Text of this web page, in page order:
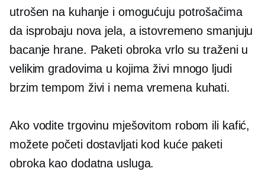
utrošen na kuhanje i omogućuju potrošačima
da isprobaju nova jela, a istovremeno smanjuju
bacanje hrane. Paketi obroka vrlo su traženi u
velikim gradovima u kojima živi mnogo ljudi
brzim tempom živi i nema vremena kuhati.
Ako vodite trgovinu mješovitom robom ili kafić,
možete početi dostavljati kod kućepaketi
obroka kao dodatna usluga.